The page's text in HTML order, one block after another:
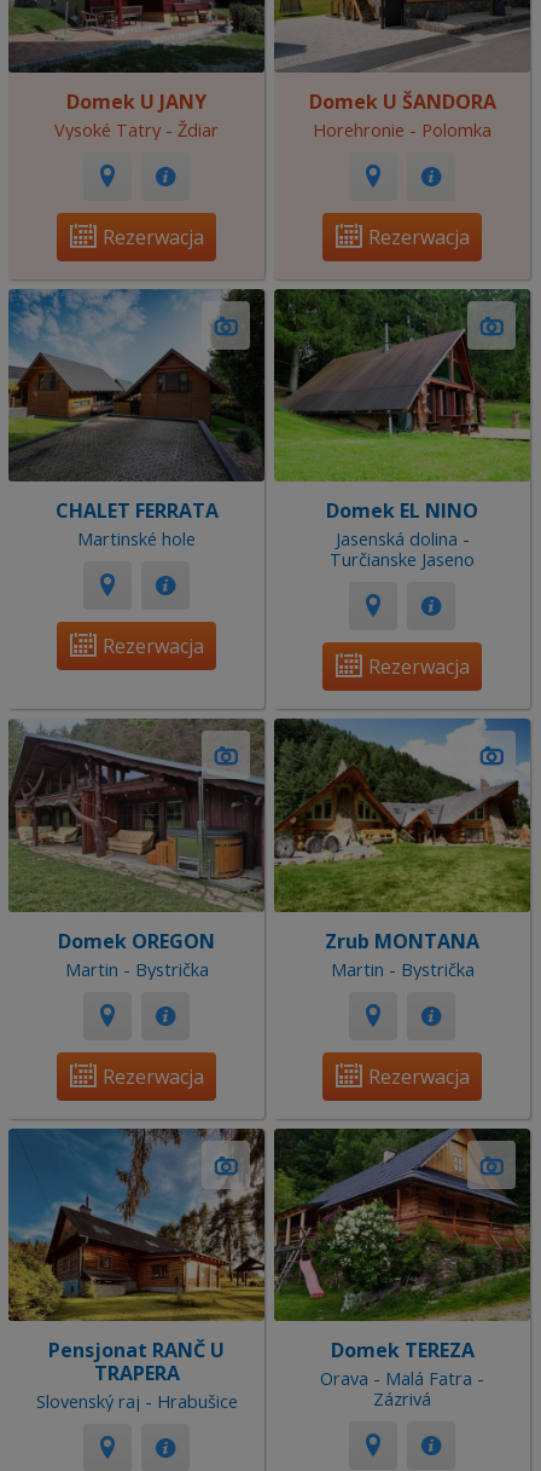
Domek U JANY
Vysoké Tatry - Ždiar
Rezerwacja
Domek U ŠANDORA
Horehronie - Polomka
Rezerwacja
CHALET FERRATA
Martinské hole
Rezerwacja
Domek EL NINO
Jasenská dolina -
Turčianske Jaseno
Rezerwacja
Domek OREGON
Martin - Bystrička
Rezerwacja
Zrub MONTANA
Martin - Bystrička
Rezerwacja
Pensjonat RANČ U
TRAPERA
Slovenský raj - Hrabušice
Domek TEREZA
Orava - Malá Fatra -
Zázrivá